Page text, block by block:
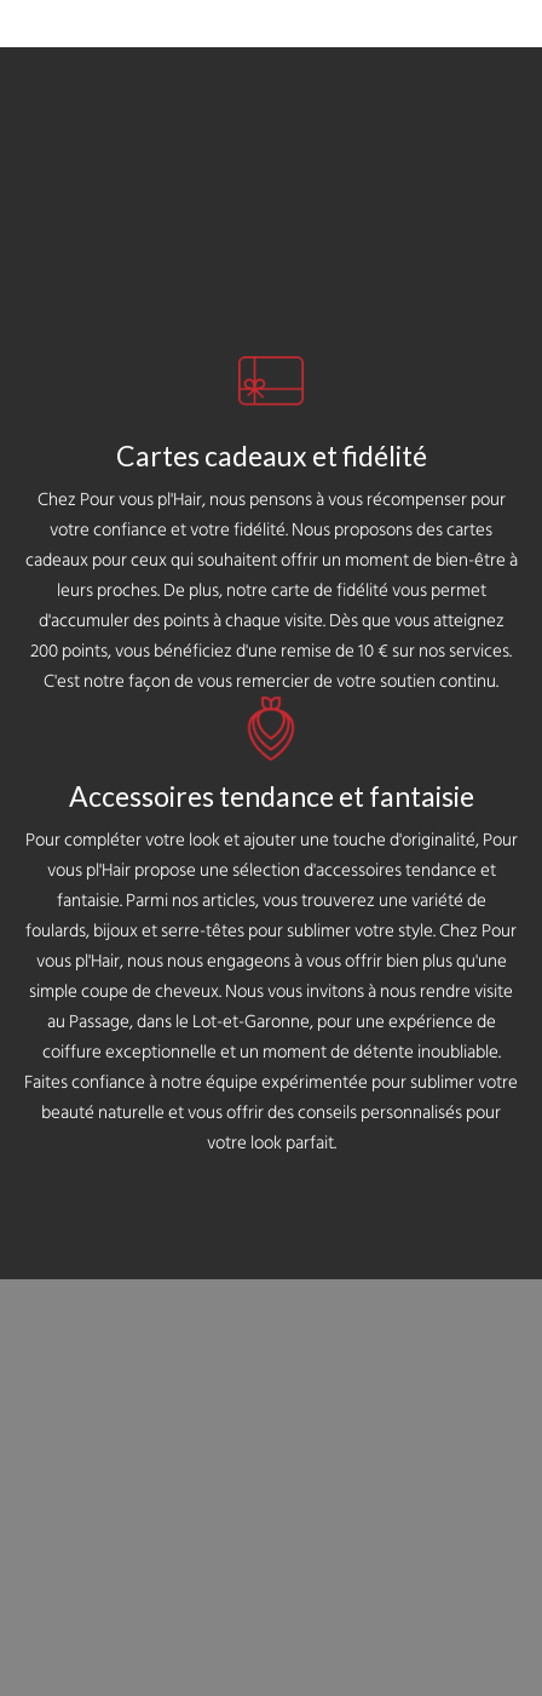
Cartes cadeaux et fidélité
Chez Pour vous pl'Hair, nous pensons à vous récompenser pour
votre confiance et votre fidélité. Nous proposons des cartes
cadeaux pour ceux qui souhaitent offrir un moment de bien-être à
leurs proches. De plus, notre carte de fidélité vous permet
d'accumuler des points à chaque visite. Dès que vous atteignez
200 points, vous bénéficiez d'une remise de 10 € sur nos services.
C'est notre façon de vous remercier de votre soutien continu.
Accessoires tendance et fantaisie
Pour compléter votre look et ajouter une touche d'originalité, Pour
vous pl'Hair propose une sélection d'accessoires tendance et
fantaisie. Parmi nos articles, vous trouverez une variété de
foulards, bijoux et serre-têtes pour sublimer votre style. Chez Pour
vous pl'Hair, nous nous engageons à vous offrir bien plus qu'une
simple coupe de cheveux. Nous vous invitons à nous rendre visite
au Passage, dans le Lot-et-Garonne, pour une expérience de
coiffure exceptionnelle et un moment de détente inoubliable.
Faites confiance à notre équipe expérimentée pour sublimer votre
beauté naturelle et vous offrir des conseils personnalisés pour
votre look parfait.